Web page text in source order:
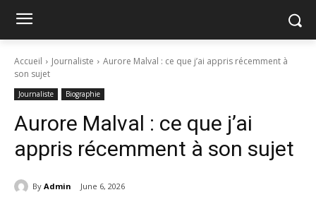
Accueil Journaliste
Aurore Malval : ce que j’ai appris récemment à
son sujet
Journaliste Biographie
Aurore Malval : ce que j’ai
appris récemment à son sujet
By Admin June 6, 2026